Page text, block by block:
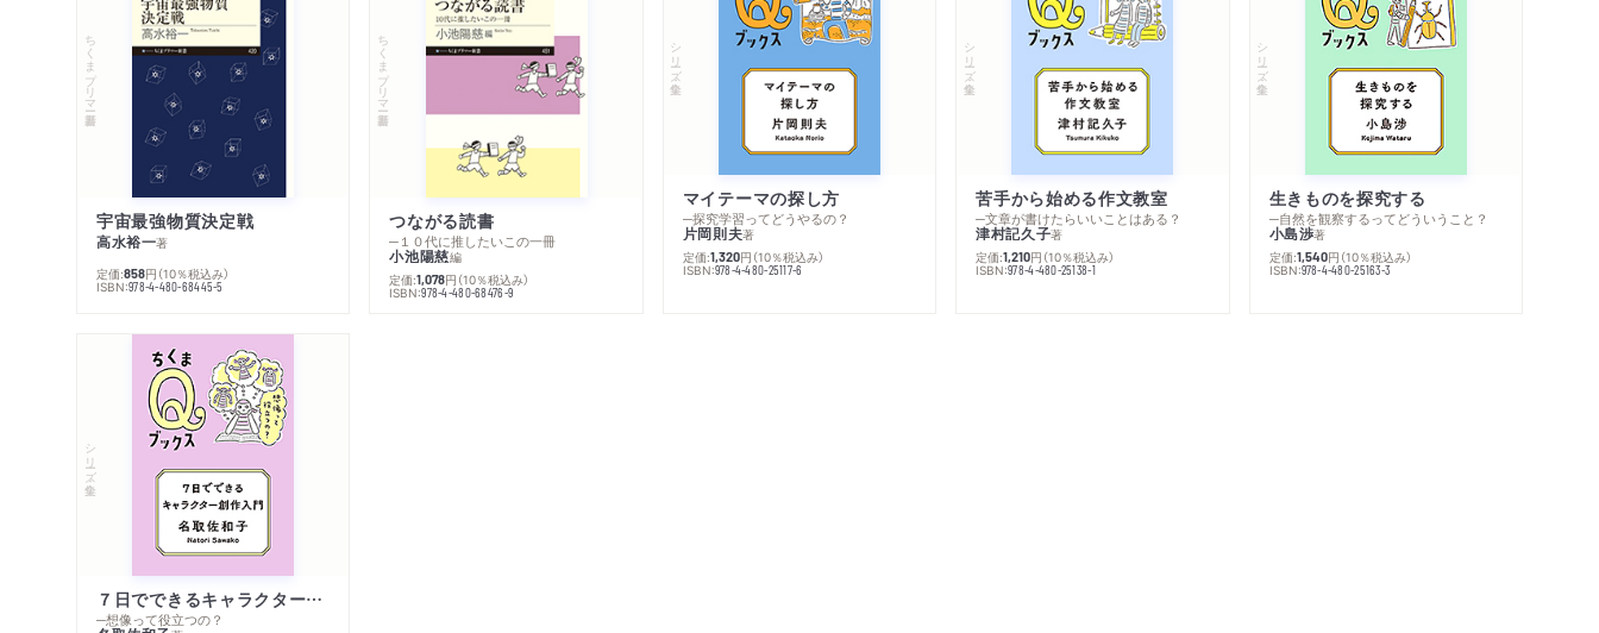
ちくまプリマー新書
宇宙最強物質決定戦
高水裕一著
定価:858円 （10％税込み）
ISBN:978-4-480-68445-5
ちくまプリマー新書
つながる読書
─１０代に推したいこの一冊
小池陽慈編
定価:1,078円 （10％税込み）
ISBN:978-4-480-68476-9
シリーズ・全集
マイテーマの探し方
─探究学習ってどうやるの？
片岡則夫著
定価:1,320円 （10％税込み）
ISBN:978-4-480-25117-6
シリーズ・全集
苦手から始める作文教室
─文章が書けたらいいことはある？
津村記久子著
定価:1,210円 （10％税込み）
ISBN:978-4-480-25138-1
シリーズ・全集
生きものを探究する
─自然を観察するってどういうこと？
小島渉著
定価:1,540円 （10％税込み）
ISBN:978-4-480-25163-3
シリーズ・全集
７日でできるキャラクター創作入門
─想像って役立つの？